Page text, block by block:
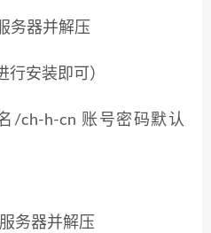
器并解压
安装即可）
h-cn 账号密码默认
务器并解压